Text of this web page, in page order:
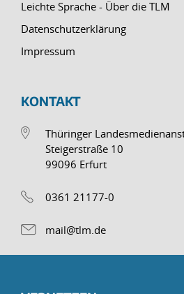
Leichte Sprache - Über die TLM
Datenschutzerklärung
Impressum
KONTAKT
Thüringer
Steigerstraße 10
99096 Erfurt
0361 21177-0
mail@tlm.de